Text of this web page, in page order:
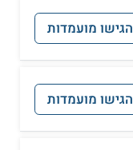
הגישו מועמדות
הגישו מועמדות